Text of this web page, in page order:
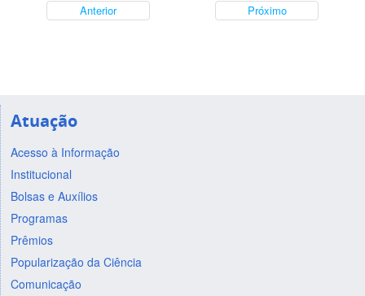
Anterior Próximo
Atuação
Acesso à Informação
Institucional
Bolsas e Auxílios
Programas
Prêmios
Popularização da Ciência
Comunicação